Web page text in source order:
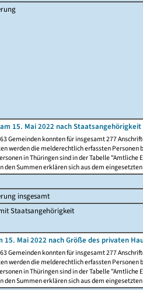
15. Mai 2022 nach Staatsangehörigkeit
Gemeinden konnten für insgesamt 277
werden die melderechtlich erfassten
in Thüringen sind in der Tabelle
den Summen erklären sich aus dem
insgesamt
Staatsangehörigkeit
15. Mai 2022 nach Größe des privaten
Gemeinden konnten für insgesamt 277
werden die melderechtlich erfassten
in Thüringen sind in der Tabelle
den Summen erklären sich aus dem